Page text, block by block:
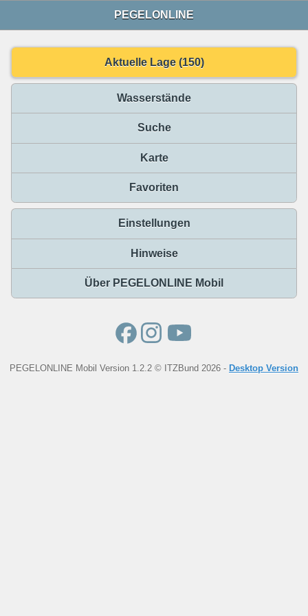
PEGELONLINE
Aktuelle Lage (150)
Wasserstände
Suche
Karte
Favoriten
Einstellungen
Hinweise
Über PEGELONLINE Mobil
PEGELONLINE Mobil Version 1.2.2 © ITZBund 2026 - Desktop Version